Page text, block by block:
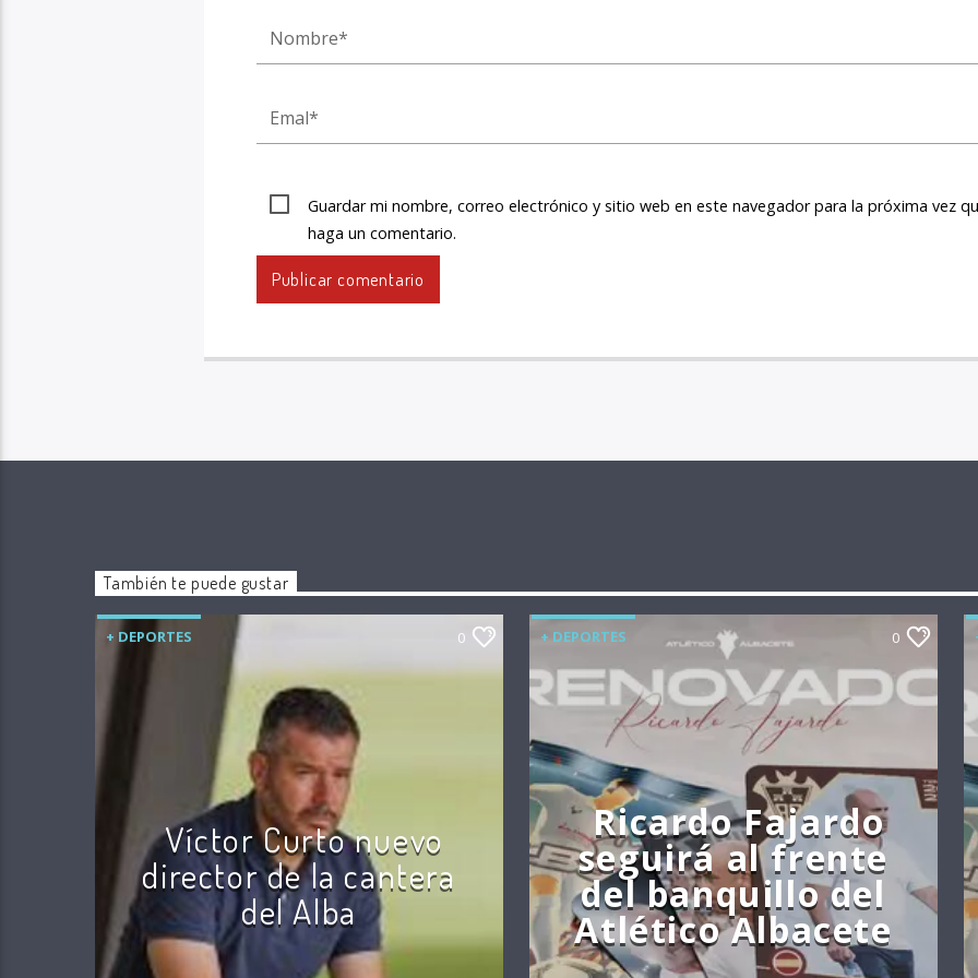
Guardar mi nombre, correo electrónico y sitio web en este navegador para la próxima vez
haga un comentario.
También te puede gustar
+ DEPORTES 0
Víctor Curto nuevo
director de la cantera
del Alba
+ DEPORTES 0
Ricardo Fajardo
seguirá al frente
del banquillo del
Atlético Albacete